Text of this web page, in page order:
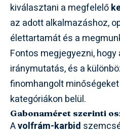
kiválasztani a megfelelő
az adott alkalmazáshoz,
élettartamát és a
Fontos megjegyezni,
iránymutatás, és a
finomhangolt
kategóriákon belül.
Gabonaméret szerinti
Avolfrám-karbid